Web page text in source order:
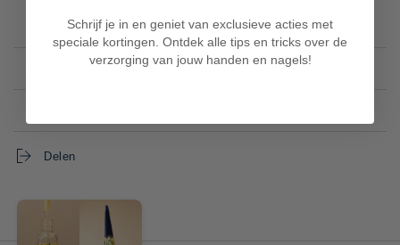
HOE WERKT HET
Delen
Schrijf je in en geniet van exclusieve acties met
speciale kortingen. Ontdek alle tips en tricks over de
verzorging van jouw handen en nagels!